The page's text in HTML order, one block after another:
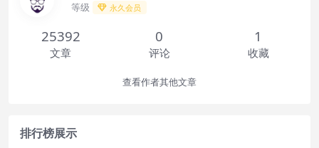
等级 永久会员
25392
文章
0
评论
1
收藏
查看作者其他文章
排行榜展示